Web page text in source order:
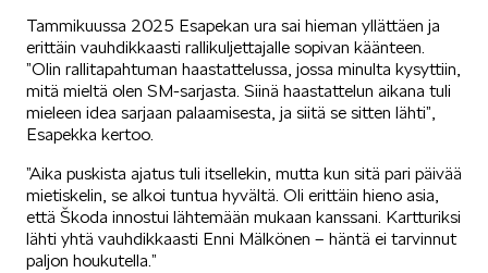
Tammikuussa 2025 Esapekan ura sai hieman yllättäen ja
erittäin vauhdikkaasti rallikuljettajalle sopivan käänteen.
”Olin rallitapahtuman haastattelussa, jossa minulta kysyttiin,
mitä mieltä olen SM-sarjasta. Siinä haastattelun aikana tuli
mieleen idea sarjaan palaamisesta, ja siitä se sitten lähti”,
Esapekka kertoo.
”Aika puskista ajatus tuli itsellekin, mutta kun sitä pari päivää
mietiskelin, se alkoi tuntua hyvältä. Oli erittäin hieno asia,
että Škoda innostui lähtemään mukaan kanssani. Kartturiksi
lähti yhtä vauhdikkaasti Enni Mälkönen – häntä ei tarvinnut
paljon houkutella.”